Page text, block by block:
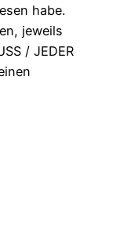
habe.
jeweils
/ JEDER